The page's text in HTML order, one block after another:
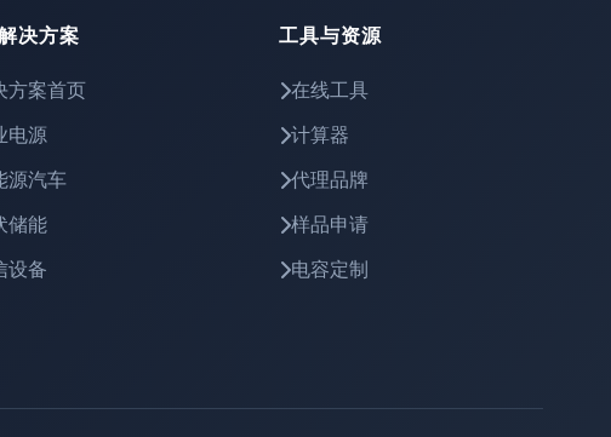
决方案
方案首页
电源
源汽车
储能
设备
工具与资源
在线工具
计算器
代理品牌
样品申请
电容定制